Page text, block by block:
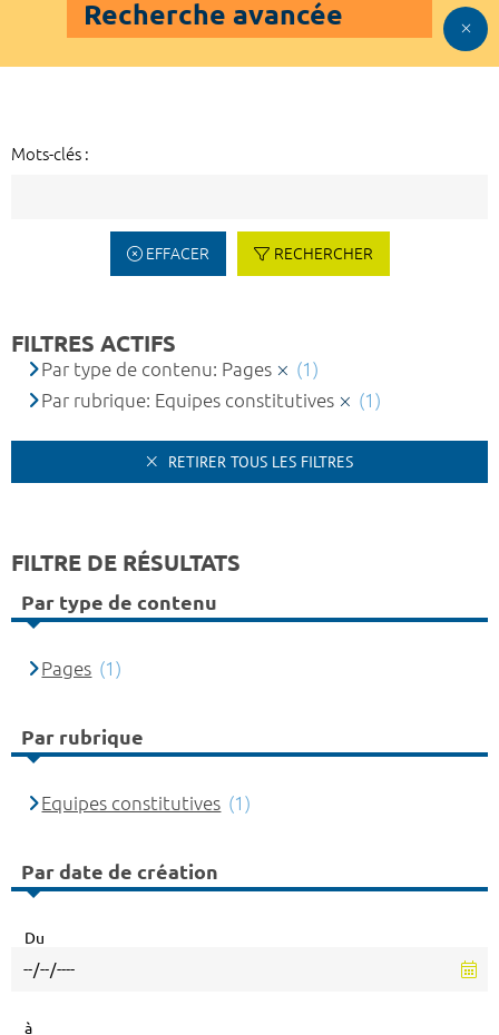
Recherche avancée
Mots-clés :
EFFACER RECHERCHER
FILTRES ACTIFS
Par type de contenu: Pages
(1)
Par rubrique: Equipes constitutives
(1)
RETIRER TOUS LES FILTRES
FILTRE DE RÉSULTATS
Par type de contenu
Pages (1)
Par rubrique
Equipes constitutives (1)
Par date de création
Du
à